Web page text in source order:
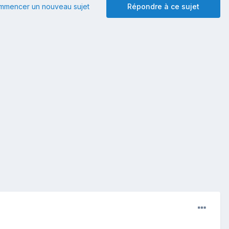
Répondre à ce sujet
un nouveau sujet